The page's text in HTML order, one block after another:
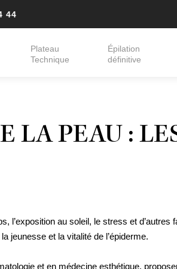
44
Taches pigmentaires
Plateau
Technique
Épilation
définitive
PEAU :
l’exposition au soleil, le stress et
jeunesse et la vitalité de l’épiderme.
et en médecine esthétique,